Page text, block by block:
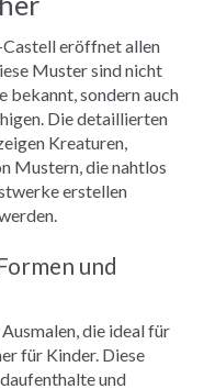
eröffnet allen
Muster sind nicht
bekannt, sondern auch
Die detaillierten
Kreaturen,
Mustern, die nahtlos
erstellen
und
die ideal für
für Kinder. Diese
und